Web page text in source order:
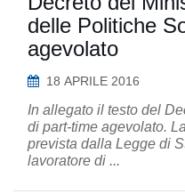
delle Politiche
agevolato
18 APRILE 2016
In allegato il testo del
di part-time agevolato.
prevista dalla Legge di
lavoratore di ...